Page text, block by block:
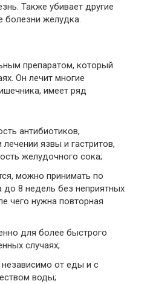
Также убивает другие
желудка.
препаратом, который
Он лечит многие
имеет ряд
антибиотиков,
язвы и гастритов,
желудочного сока;
можно принимать по
до 8 недель без неприятных
чего нужна повторная
для более быстрого
случаях;
от еды и с
воды;